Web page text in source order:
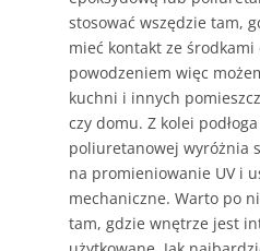
stosować wszędzie tam,
mieć kontakt ze
powodzeniem więc
kuchni i innych
czy domu. Z kolei
poliuretanowej wyróżnia
na promieniowanie UV i
mechaniczne. Warto po
tam, gdzie wnętrze jest